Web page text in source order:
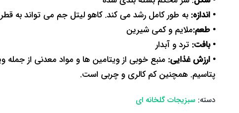
• اندازه: به طور کامل رشد می کند. کاهو لیتل جم می تواند به قطر 6 اینچ و ارتفاع 8 اینچ برسد.
• طعم:ملایم و کمی شیرین
• بافت: ترد و آبدار
• ارزش غذایی:
پتاسیم. همچنین کم کالری و چربی است.
دسته: سبزیجات گلخانه ای